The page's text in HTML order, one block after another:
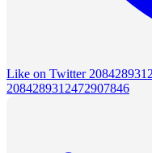
Like on Twitter
2084289312472907846